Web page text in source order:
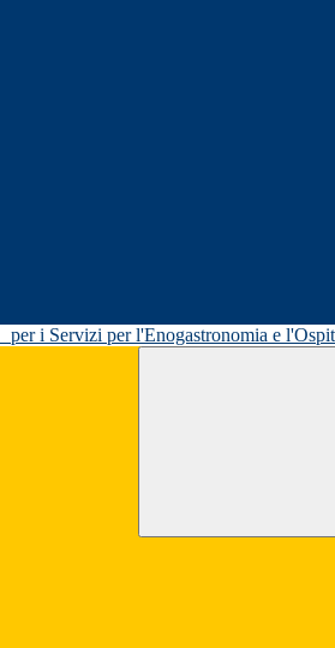
per i Servizi per l'Enogastronomia e